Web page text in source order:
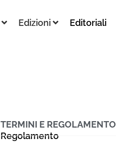
Edizioni Editoriali
TERMINI E REGOLAMENTO
Regolamento